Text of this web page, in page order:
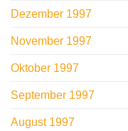
Dezember 1997
November 1997
Oktober 1997
September 1997
August 1997